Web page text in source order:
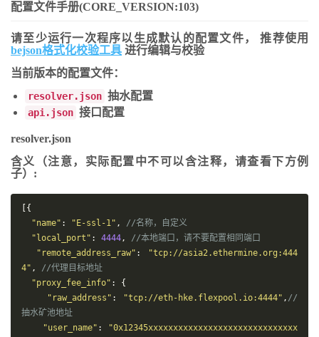
配置文件手册(CORE_VERSION:103)
请至少运行一次程序以生成默认的配置文件， 推荐使用
bejson格式化校验工具 进行编辑与校验
当前版本的配置文件：
resolver.json 抽水配置
api.json 接口配置
resolver.json
含义（注意，实际配置中不可以含注释，请查看下方例
子）:
[{
"name" : "E-ssl-1" ,
//名称，自定义
"local_port" : 4444,
//本地端口，请不要配置相同端口
"remote_address_raw" :
"tcp://asia2.ethermine.org:444
4" ,
//代理目标地址
"proxy_fee_info" :
{
"raw_address" : "tcp://eth-hke.flexpool.io:4444" , //
抽水矿池地址
"user_name" :
"0x12345xxxxxxxxxxxxxxxxxxxxxxxxxxxxxx